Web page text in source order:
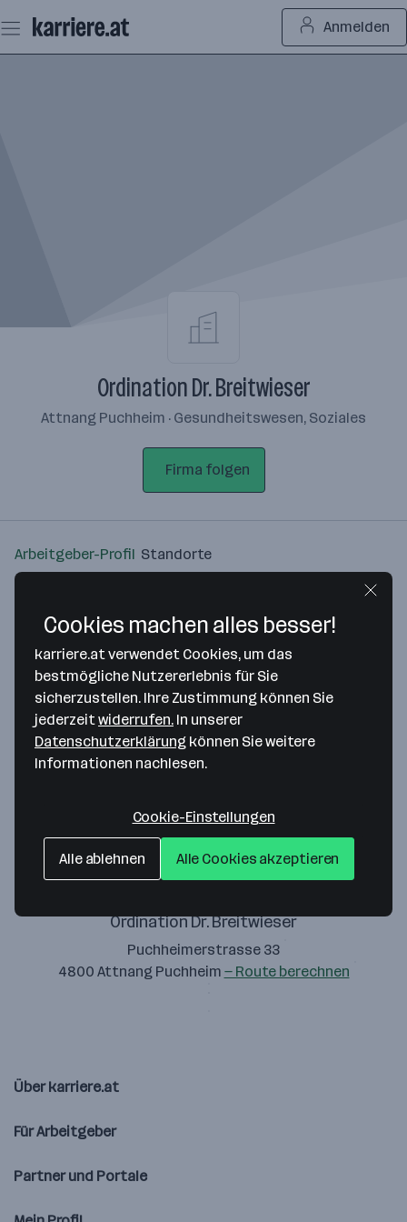
Seiteninhalt
springen
Anmelden
Ordination Dr. Breitwieser
Attnang Puchheim · Gesundheitswesen, Soziales
Firma folgen
Arbeitgeber-Profil Standorte
Bitte stimme unseren Cookie-
Richtlinien zu, um diese Karte
anzuzeigen.
Ordination Dr. Breitwieser
Puchheimerstrasse 33
4800 Attnang Puchheim — Route berechnen
Über karriere.at
Für Arbeitgeber
Partner und Portale
Cookies machen alles besser!
karriere.at verwendet Cookies, um das
bestmögliche Nutzererlebnis für Sie
sicherzustellen. Ihre Zustimmung können Sie
jederzeitwiderrufen. In unserer
Datenschutzerklärung können Sie weitere
Informationen nachlesen.
Cookie-Einstellungen
Alle ablehnen Alle Cookies akzeptieren